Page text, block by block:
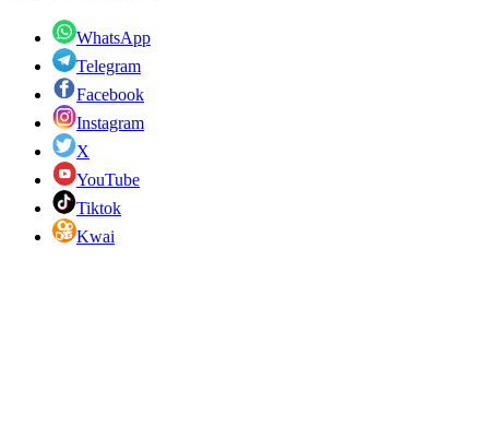
WhatsApp
Telegram
Facebook
Instagram
X
YouTube
Tiktok
Kwai